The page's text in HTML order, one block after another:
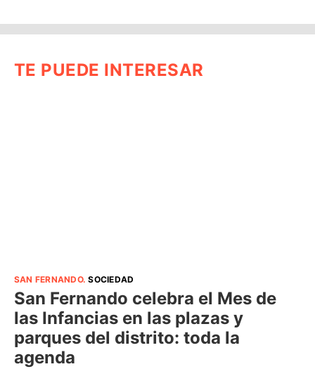
TE PUEDE INTERESAR
SAN FERNANDO.SOCIEDAD
San Fernando celebra el Mes de
las Infancias en las plazas y
parques del distrito: toda la
agenda